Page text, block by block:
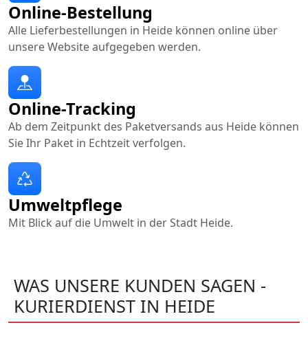
Online-Bestellung
Alle Lieferbestellungen in Heide können online über
unsere Website aufgegeben werden.
Online-Tracking
Ab dem Zeitpunkt des Paketversands aus Heide können
Sie Ihr Paket in Echtzeit verfolgen.
Umweltpflege
Mit Blick auf die Umwelt in der Stadt Heide.
WAS UNSERE KUNDEN SAGEN -
KURIERDIENST IN HEIDE